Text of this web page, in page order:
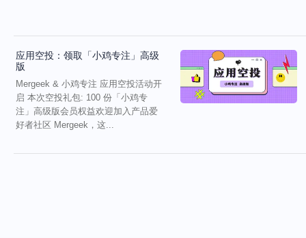
应用空投：领取「小鸡专注」高级
版
Mergeek & 小鸡专注 应用空投活动开
启 本次空投礼包: 100 份「小鸡专
注」高级版会员权益欢迎加入产品爱
好者社区 Mergeek，这...